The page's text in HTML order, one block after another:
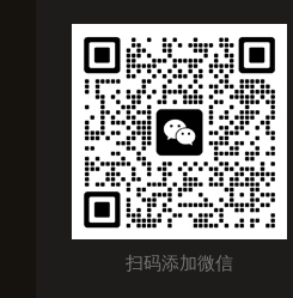
扫码添加微信